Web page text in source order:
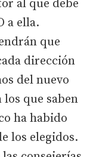
al que debe
a ella.
que
dirección
del nuevo
que saben
ha habido
los elegidos.